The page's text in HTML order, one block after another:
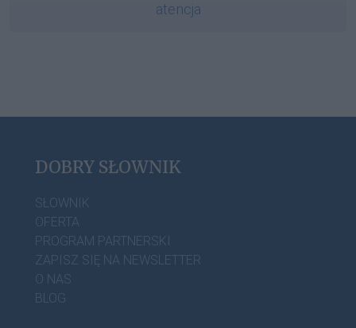
atencja
DOBRY SŁOWNIK
SŁOWNIK
OFERTA
PROGRAM PARTNERSKI
ZAPISZ SIĘ NA NEWSLETTER
O NAS
BLOG